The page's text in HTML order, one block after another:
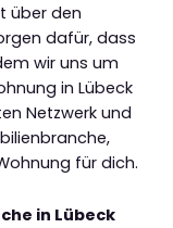
über den
dafür, dass
wir uns um
in Lübeck
Netzwerk und
für dich.
in Lübeck